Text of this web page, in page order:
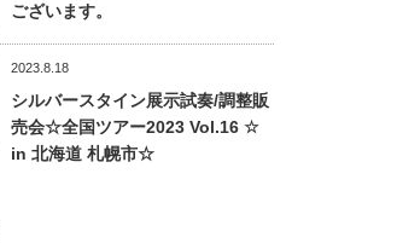
ございます。
2023.8.18
シルバースタイン展示試奏/調整販
売会☆全国ツアー2023 Vol.16 ☆
in 北海道 札幌市☆